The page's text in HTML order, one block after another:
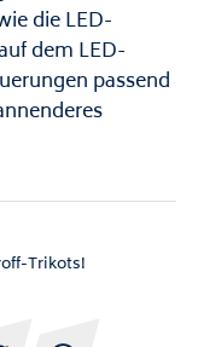
die LED-
dem LED-
passend
Trikots!